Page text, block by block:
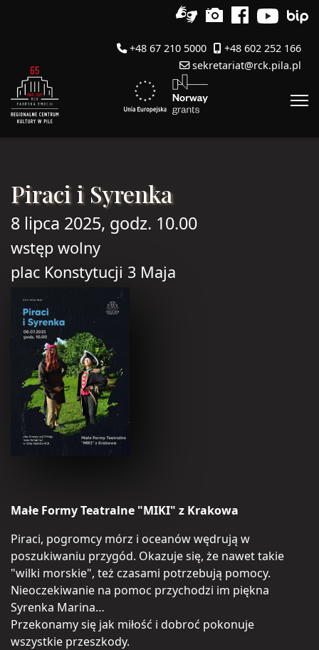
+48 67 210 5000
+48 602 252 166
sekretariat@rck.pila.pl
Piraci i Syrenka
8 lipca 2025, godz. 10.00
wstęp wolny
plac Konstytucji 3 Maja
Małe Formy Teatralne "MIKI" z Krakowa
Piraci, pogromcy mórz i oceanów wędrują w
poszukiwaniu przygód. Okazuje się, że nawet takie
"wilki morskie", też czasami potrzebują pomocy.
Nieoczekiwanie na pomoc przychodzi im piękna
Syrenka Marina…
Przekonamy się jak miłość i dobroć pokonuje
wszystkie przeszkody.